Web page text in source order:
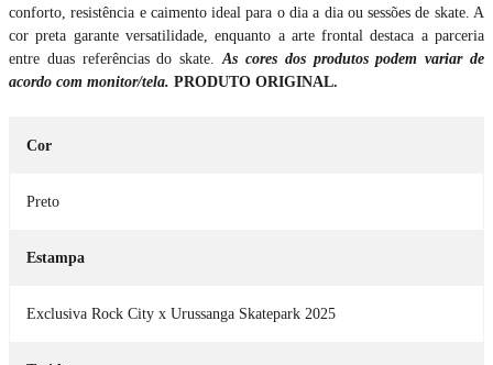
conforto, resistência e caimento ideal para o dia a dia ou sessões de skate. A
cor preta garante versatilidade, enquanto a arte frontal destaca a parceria
entre duas referências do skate.As cores dos produtos podem variar de
acordo com monitor/tela. PRODUTO ORIGINAL.
Cor
Preto
Estampa
Exclusiva Rock City x Urussanga Skatepark 2025